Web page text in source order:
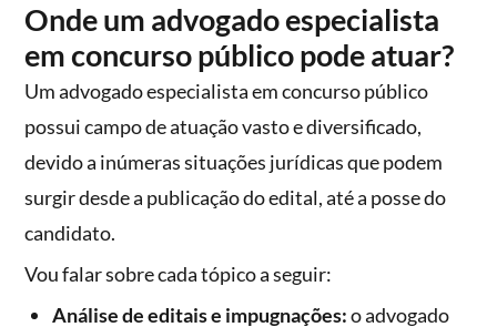
Onde um advogado especialista
em concurso público pode atuar?
Um advogado especialista em concurso público
possui campo de atuação vasto e diversificado,
devido a inúmeras situações jurídicas que podem
surgir desde a publicação do edital, até a posse do
candidato.
Vou falar sobre cada tópico a seguir:
Análise de editais e impugnações:o advogado